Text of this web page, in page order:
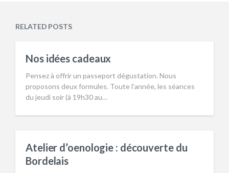
RELATED POSTS
Nos idées cadeaux
Pensez à offrir un passeport dégustation. Nous
proposons deux formules. Toute l’année, les séances
du jeudi soir (à 19h30 au…
Atelier d’oenologie : découverte du
Bordelais